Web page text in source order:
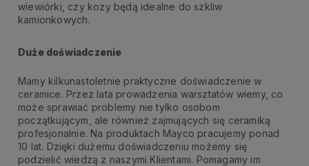
wiewiórki, czy kozy będą idealne do szkliw
kamionkowych.
Duże doświadczenie
Mamy kilkunastoletnie praktyczne doświadczenie w
ceramice. Przez lata prowadzenia warsztatów wiemy, co
może sprawiać problemy nie tylko osobom
początkującym, ale również zajmujących się ceramiką
profesjonalnie. Na produktach Mayco pracujemy ponad
10 lat. Dzięki dużemu doświadczeniu możemy się
podzielić wiedzą z naszymi Klientami. Pomagamy im